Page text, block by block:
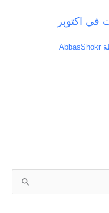
اكتوبر
AbbasShokr